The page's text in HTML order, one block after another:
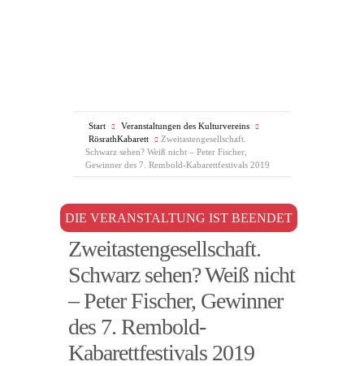
Start
Veranstaltungen des Kulturvereins
RösrathKabarett
Zweitastengesellschaft.
Schwarz sehen? Weiß nicht – Peter Fischer,
Gewinner des 7. Rembold-Kabarettfestivals 2019
DIE VERANSTALTUNG IST BEENDET
Zweitastengesellschaft.
Schwarz sehen? Weiß nicht
– Peter Fischer, Gewinner
des 7. Rembold-
Kabarettfestivals 2019